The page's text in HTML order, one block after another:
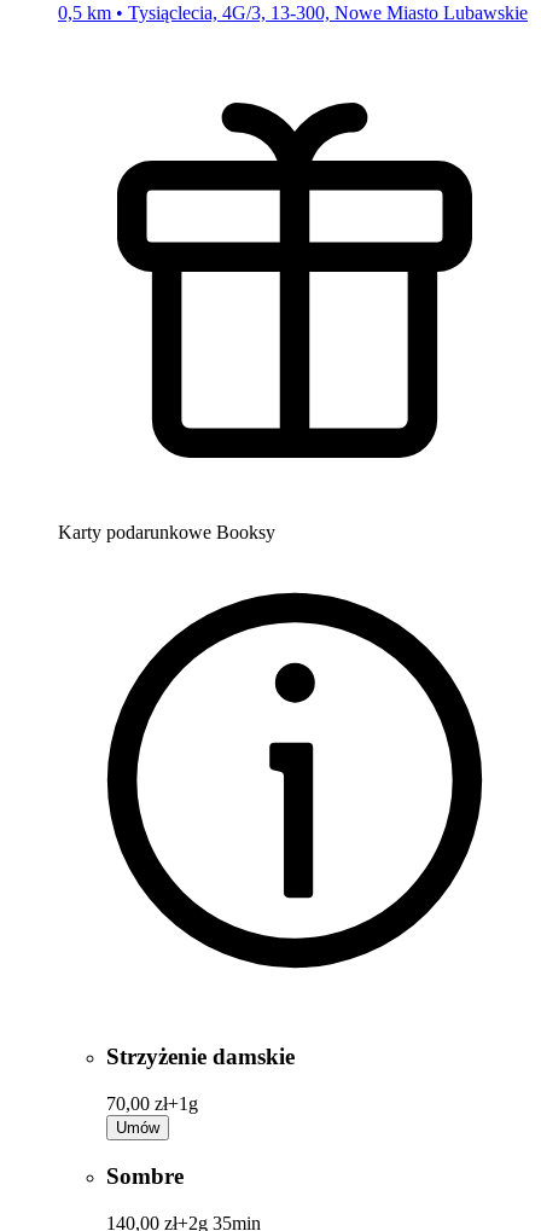
0,5 km • Tysiąclecia, 4G/3, 13-300, Nowe Miasto Lubawskie
Karty podarunkowe Booksy
Strzyżenie damskie
70,00 zł+1g
Umów
Sombre
140,00 zł+2g 35min